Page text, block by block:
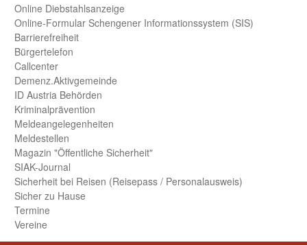
Online Diebstahls­anzeige
Online-Formular Schengener Informationssystem (SIS)
Barriere­freiheit
Bürger­telefon
Call­center
Demenz.Aktiv­gemeinde
ID Austria Behörden
Kriminal­prävention
Melde­an­ge­le­gen­heiten
Meld­estellen
Magazin "Öffentliche Sicherheit"
SIAK-Journal
Sicherheit bei Reisen (Reise­pass / Personal­ausweis)
Sicher zu Hause
Termine
Vereine